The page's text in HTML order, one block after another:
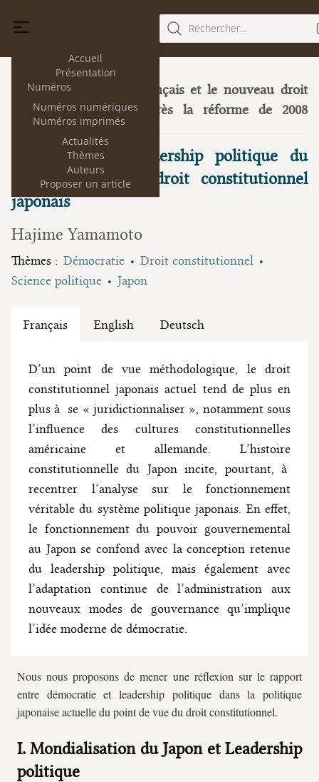
Accueil
Présentation
Numéros
Numéros numériques
Numéros imprimés
Actualités
Thèmes
Auteurs
Proposer un article
Rechercher...
6
Le Parlement français et le nouveau droit
parlementaire après la réforme de 2008
(novembre 2011)
Démocratie et leadership politique du
point de vue du droit constitutionnel
japonais
Hajime Yamamoto
Thèmes : Démocratie
Droit constitutionnel
Science politique
Japon
Français English Deutsch
D’un point de vue méthodologique, le droit
constitutionnel japonais actuel tend de plus en
plus à se « juridictionnaliser », notamment sous
l’influence des cultures constitutionnelles
américaine et allemande. L’histoire
constitutionnelle du Japon incite, pourtant, à
recentrer l’analyse sur le fonctionnement
véritable du système politique japonais. En effet,
le fonctionnement du pouvoir gouvernemental
au Japon se confond avec la conception retenue
du leadership politique, mais également avec
l’adaptation continue de l’administration aux
nouveaux modes de gouvernance qu’implique
l’idée moderne de démocratie.
Nous nous proposons de mener une réflexion sur le rapport
entre démocratie et leadership politique dans la politique
japonaise actuelle du point de vue du droit constitutionnel.
I. Mondialisation du Japon et Leadership
politique